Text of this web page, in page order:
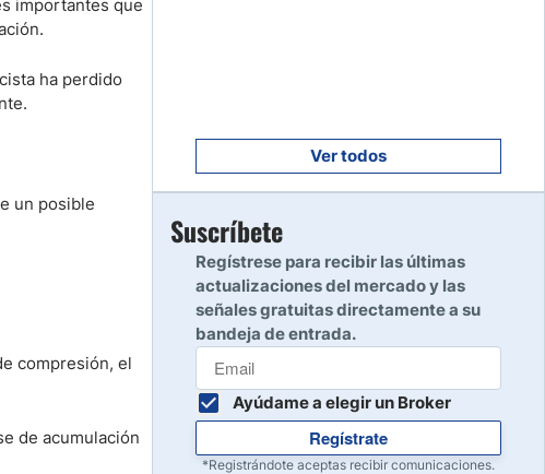
importantes que
ha perdido
un posible
compresión, el
de acumulación
Leer reseña
10
Ver todos
Suscríbete
Regístrese para recibir las últimas
actualizaciones del mercado y las
señales gratuitas directamente a su
bandeja de entrada.
Ayúdame a elegir un Broker
Regístrate
*Registrándote aceptas recibir comunicaciones.